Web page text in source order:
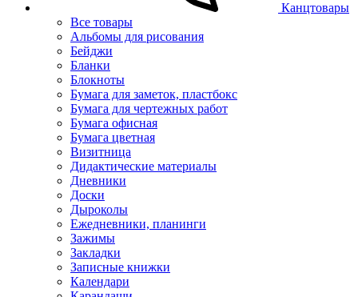
Канцтовары
Все товары
Альбомы для рисования
Бейджи
Бланки
Блокноты
Бумага для заметок, пластбокс
Бумага для чертежных работ
Бумага офисная
Бумага цветная
Визитница
Дидактические материалы
Дневники
Доски
Дыроколы
Ежедневники, планинги
Зажимы
Закладки
Записные книжки
Календари